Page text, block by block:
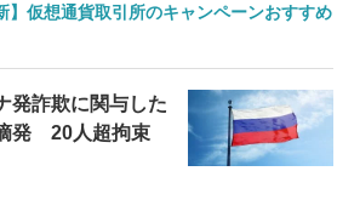
】仮想通貨取引所のキャンペーンおすすめ
発詐欺に関与した
発 20人超拘束